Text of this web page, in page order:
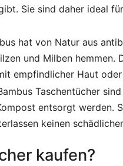
Sie sind daher ideal
hat von Natur aus
und Milben hemmen.
empfindlicher Haut
Taschentücher sind
entsorgt werden.
keinen
kaufen?